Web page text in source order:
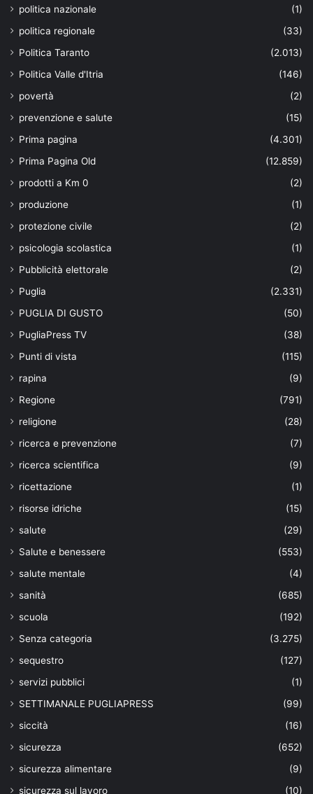
politica nazionale
(1)
politica regionale
(33)
Politica Taranto
(2.013)
Politica Valle d'Itria
(146)
povertà
(2)
prevenzione e salute
(15)
Prima pagina
(4.301)
Prima Pagina Old
(12.859)
prodotti a Km 0
(2)
produzione
(1)
protezione civile
(2)
psicologia scolastica
(1)
Pubblicità elettorale
(2)
Puglia
(2.331)
PUGLIA DI GUSTO
(50)
PugliaPress TV
(38)
Punti di vista
(115)
rapina
(9)
Regione
(791)
religione
(28)
ricerca e prevenzione
(7)
ricerca scientifica
(9)
ricettazione
(1)
risorse idriche
(15)
salute
(29)
Salute e benessere
(553)
salute mentale
(4)
sanità
(685)
scuola
(192)
Senza categoria
(3.275)
sequestro
(127)
servizi pubblici
(1)
SETTIMANALE PUGLIAPRESS
(99)
siccità
(16)
sicurezza
(652)
sicurezza alimentare
(9)
sicurezza sul lavoro
(10)